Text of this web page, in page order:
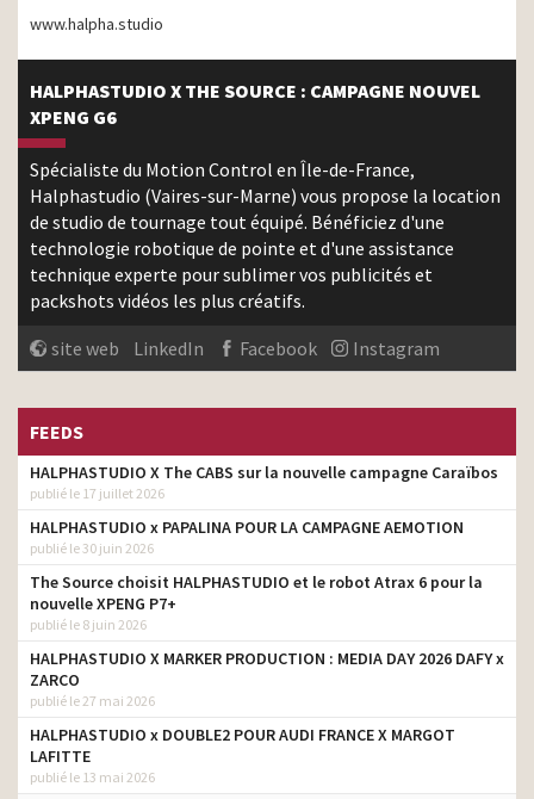
www.halpha.studio
HALPHASTUDIO X THE SOURCE : CAMPAGNE NOUVEL
XPENG G6
Spécialiste du Motion Control en Île-de-France,
Halphastudio (Vaires-sur-Marne) vous propose la location
de studio de tournage tout équipé. Bénéficiez d'une
technologie robotique de pointe et d'une assistance
technique experte pour sublimer vos publicités et
packshots vidéos les plus créatifs.
site web
LinkedIn Facebook Instagram
FEEDS
HALPHASTUDIO X The CABS sur la nouvelle campagne Caraïbos
publié le 17 juillet 2026
HALPHASTUDIO x PAPALINA POUR LA CAMPAGNE AEMOTION
publié le 30 juin 2026
The Source choisit HALPHASTUDIO et le robot Atrax 6 pour la
nouvelle XPENG P7+
publié le 8 juin 2026
HALPHASTUDIO X MARKER PRODUCTION : MEDIA DAY 2026 DAFY x
ZARCO
publié le 27 mai 2026
HALPHASTUDIO x DOUBLE2 POUR AUDI FRANCE X MARGOT
LAFITTE
publié le 13 mai 2026